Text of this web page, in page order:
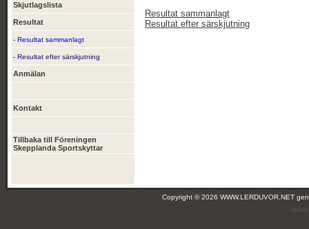
Skjutlagslista
Resultat
- Resultat sammanlagt
- Resultat efter särskjutning
Anmälan
Kontakt
Tillbaka till Föreningen
Skepplanda Sportskyttar
Resultat sammanlagt
Resultat efter särskjutning
Copyright © 2026 WWW.LERDUVOR.NET